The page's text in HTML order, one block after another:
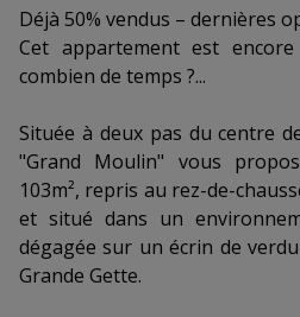
Déjà 50% vendus – dernières
Cet appartement est
combien de temps ?...
Située à deux pas du centre
"Grand Moulin" vous
103m², repris au rez-de-
et situé dans un
dégagée sur un écrin de
Grande Gette.